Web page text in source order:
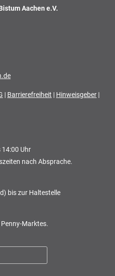
Aachen e.V.
| Barrierefreiheit | Hinweisgeber |
14:00 Uhr
nach Absprache.
bis zur Haltestelle
Marktes.